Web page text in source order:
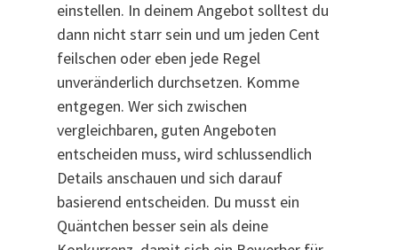
einstellen. In deinem Angebot solltest du
dann nicht starr sein und um jeden Cent
feilschen oder eben jede Regel
unveränderlich durchsetzen. Komme
entgegen. Wer sich zwischen
vergleichbaren, guten Angeboten
entscheiden muss, wird schlussendlich
Details anschauen und sich darauf
basierend entscheiden. Du musst ein
Quäntchen besser sein als deine